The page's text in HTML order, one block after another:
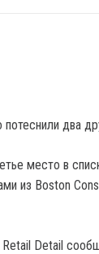
два
место в
из Boston
Detail